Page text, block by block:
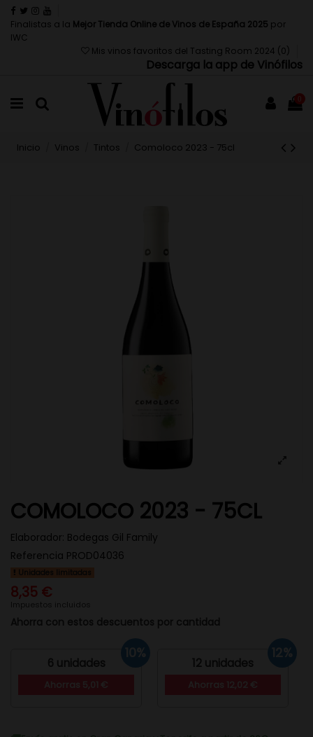
Finalistas a la Mejor Tienda Online de Vinos de España 2025 por
IWC
Mis vinos favoritos del Tasting Room 2024 (0 )
Descarga la app de Vinófilos
0
Inicio Vinos Tintos Comoloco 2023 - 75cl
COMOLOCO 2023 - 75CL
Elaborador: Bodegas Gil Family
Referencia PROD04036
Unidades limitadas
8,35 €
Impuestos incluidos
Ahorra con estos descuentos por cantidad
6 unidades
10%
12 unidades
12%